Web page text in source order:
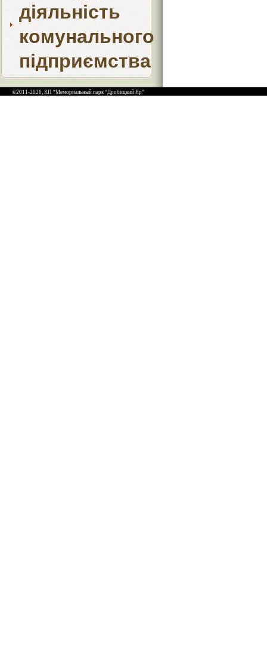
діяльність
комунального
підприємства
©2011-2026, КП “Мемориальный парк “Дробицкий Яр”